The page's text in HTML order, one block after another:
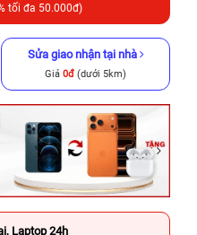
tối đa 50.000đ)
Sửa giao nhận tại nhà
Giá 0đ (dưới 5km)
Laptop 24h